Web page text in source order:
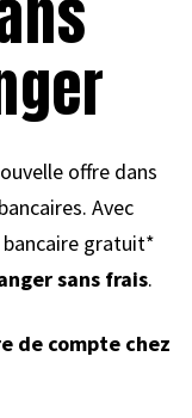
offre dans
Avec
bancaire gratuit*
sans frais.
de compte chez